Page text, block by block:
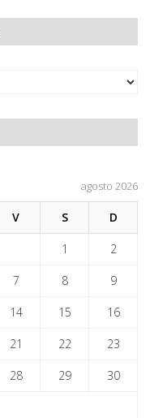
agosto 2026
V S D
1 2
7 8 9
14 15 16
21 22 23
28 29 30